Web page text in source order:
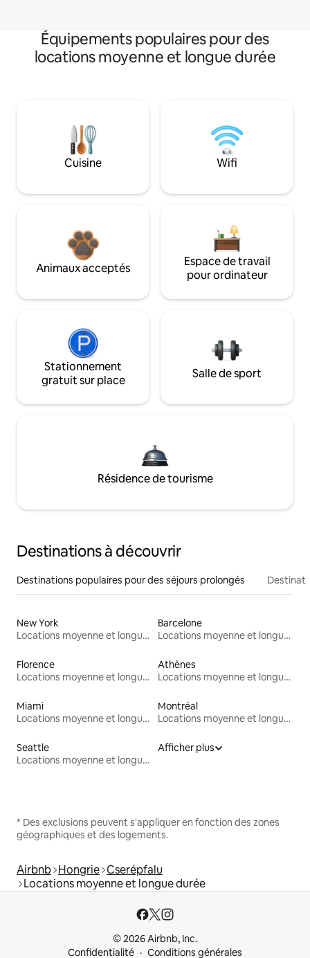
Équipements populaires pour des
locations moyenne et longue durée
Cuisine Wifi
Animaux acceptés
Espace de travail
pour ordinateur
Stationnement
gratuit sur place
Salle de sport
Résidence de tourisme
Destinations à découvrir
Destinations populaires pour des séjours prolongés
New York
Locations moyenne et longue durée
Barcelone
Locations moyenne et longue durée
Florence
Locations moyenne et longue durée
Athènes
Locations moyenne et longue durée
Miami
Locations moyenne et longue durée
Montréal
Locations moyenne et longue durée
Seattle
Locations moyenne et longue durée
Afficher plus
* Des exclusions peuvent s'appliquer en fonction des zones
géographiques et des logements.
Airbnb Hongrie Cserépfalu
Locations moyenne et longue durée
© 2026 Airbnb, Inc.
Confidentialité
Conditions générales